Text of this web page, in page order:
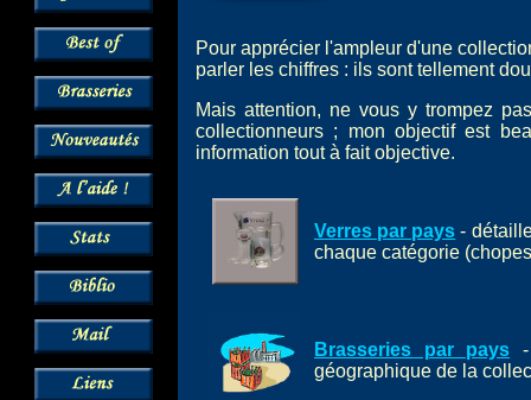
Pour apprécier l'ampleur d'une
parler les chiffres : ils sont tellement
Mais attention, ne vous y trompez
collectionneurs ; mon objectif est
information tout à fait objective.
Verres par pays -
chaque catégorie
Brasseries par pays -
géographique de la